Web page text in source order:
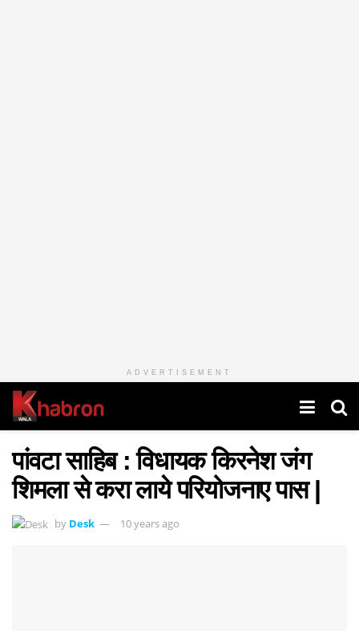
ADVERTISEMENT
पांवटा साहिब : विधायक किरनेश जंग
शिमला से करा लाये परियोजनाए पास |
by Desk 10 years ago